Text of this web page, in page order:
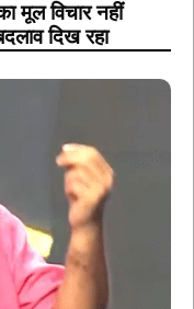
मूल विचार नहीं
दिख रहा